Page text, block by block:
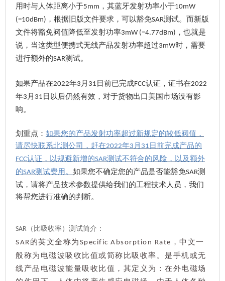
用时与人体距离小于5mm ，其蓝牙发射功率小于10mW
(=10dBm) ，根据旧版文件要求，可以豁免SAR测试。而新版
文件将豁免阀值降低至发射功率3mW (=4.77dBm) ，也就是
说，当这类型便携式无线产品发射功率超过3mW时，需要
进行额外的SAR测试。
如果产品在2022年3 月 31 日前已完成FCC认证，证书在2022
年3 月 31 日以后仍然有效，对于货物出口美国市场没有影
响。
划重点： 如果您的产品发射功率超过新规定的较低阀值，
请尽快联系北测公司，赶在2022年3 月 31 日前完成产品的
FCC认证，以规避新增的SAR测试不符合的风险，以及额外
的SAR测试费用。 如果您不确定您的产品是否能豁免SAR测
试，请将产品技术参数提供给我们的工程技术人员，我们
将帮您进行准确的判断。
SAR （比吸收率）测试简介：
SAR 的英文全称为 Specific Absorption Rate ，中文一
般称为电磁波吸收比值或简称比吸收率。 是手机或无
线产品电磁波能量吸收比值，其定义为： 在外电磁场